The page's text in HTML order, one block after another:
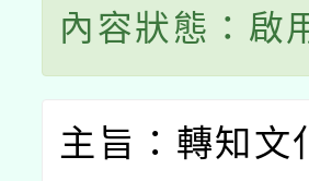
內容狀態：啟
主旨：轉知文